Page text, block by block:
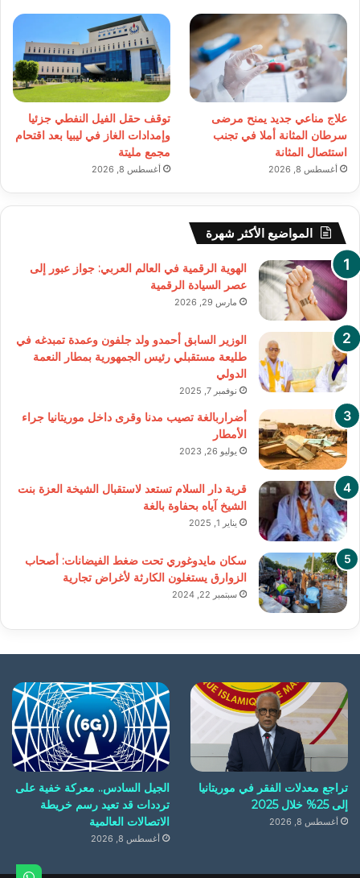
علاج مناعي جديد يمنح مرضى
سرطان المثانة أملا في تجنب
استئصال المثانة
أغسطس 8, 2026
توقف حقل الفيل النفطي جزئيا
وإمدادات الغاز في ليبيا بعد اقتحام
مجمع مليتة
أغسطس 8, 2026
المواضيع الأكثر شهرة
الهوية الرقمية في العالم العربي: جواز عبور إلى
عصر السيادة الرقمية
مارس 29, 2026
الوزير السابق أحمدو ولد جلفون وعمدة تمبدغه في
طليعة مستقبلي رئيس الجمهورية بمطار النعمة
الدولي
نوفمبر 7, 2025
أضراربالغة تصيب مدنا وقرى داخل موريتانيا جراء
الأمطار
يوليو 26, 2023
قرية دار السلام تستعد لاستقبال الشيخة العزة بنت
الشيخ آياه بحفاوة بالغة
يناير 1, 2025
سكان مايدوغوري تحت ضغط الفيضانات: أصحاب
الزوارق يستغلون الكارثة لأغراض تجارية
سبتمبر 22, 2024
تراجع معدلات الفقر في موريتانيا
إلى 25% خلال 2025
أغسطس 8, 2026
الجيل السادس.. معركة خفية على
ترددات قد تعيد رسم خريطة
الاتصالات العالمية
أغسطس 8, 2026